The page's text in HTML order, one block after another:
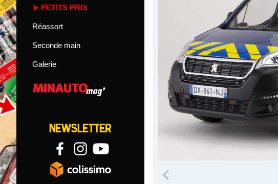
PETITS PRIX
Réassort
Seconde main
Galerie